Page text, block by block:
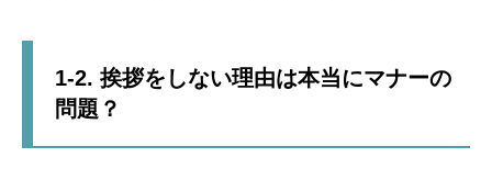
1-2. 挨拶をしない理由は本当にマナーの
問題？